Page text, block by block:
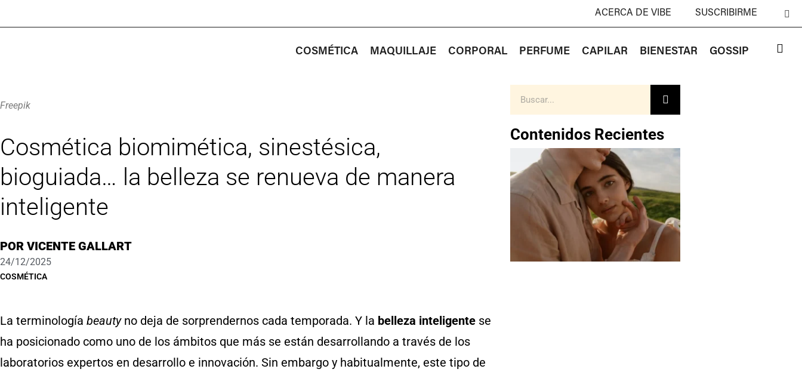
ACERCA DE VIBE SUSCRIBIRME
COSMÉTICA MAQUILLAJE CORPORAL PERFUME CAPILAR BIENESTAR GOSSIP
Freepik
Cosmética biomimética, sinestésica,
bioguiada… la belleza se renueva de manera
inteligente
POR VICENTE GALLART
24/12/2025
COSMÉTICA
La terminología beautyno deja de sorprendernos cada temporada. Y la belleza inteligente se
ha posicionado como uno de los ámbitos que más se están desarrollando a través de los
laboratorios expertos en desarrollo e innovación. Sin embargo y habitualmente, este tipo de
Contenidos Recientes